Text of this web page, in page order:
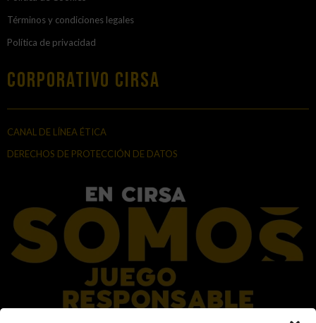
Términos y condiciones legales
Política de privacidad
Corporativo Cirsa
CANAL DE LÍNEA ÉTICA
DERECHOS DE PROTECCIÓN DE DATOS